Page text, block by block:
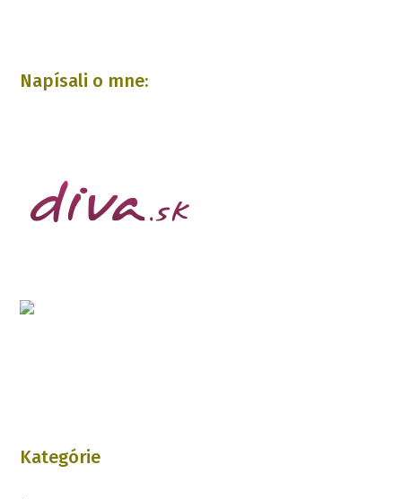
Napísali o mne:
Kategórie